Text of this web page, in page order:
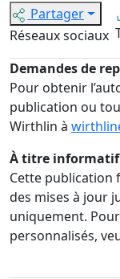
Partager
Réseaux sociaux
Demandes de
Pour obtenir
publication ou
Wirthlin à
À titre
Cette publication
des mises à jour
uniquement.
personnalisés,